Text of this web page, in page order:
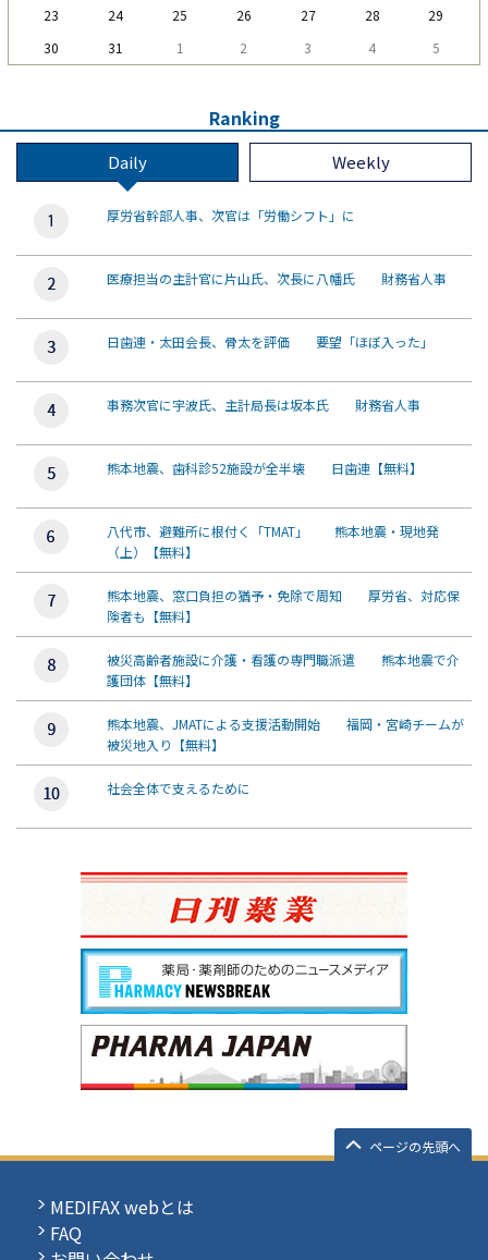
23
24 25 26 27 28
29
30
31 1 2 3 4 5
Ranking
Daily Weekly
厚労省幹部人事、次官は「労働シフト」に
医療担当の主計官に片山氏、次長に八幡氏 財務省人事
日歯連・太田会長、骨太を評価 要望「ほぼ入った」
事務次官に宇波氏、主計局長は坂本氏 財務省人事
熊本地震、歯科診52施設が全半壊 日歯連【無料】
八代市、避難所に根付く「TMAT」 熊本地震・現地発
（上）【無料】
熊本地震、窓口負担の猶予・免除で周知 厚労省、対応保
険者も【無料】
被災高齢者施設に介護・看護の専門職派遣 熊本地震で介
護団体【無料】
熊本地震、JMATによる支援活動開始 福岡・宮崎チームが
被災地入り【無料】
社会全体で支えるために
ページの先頭へ
MEDIFAX webとは
FAQ